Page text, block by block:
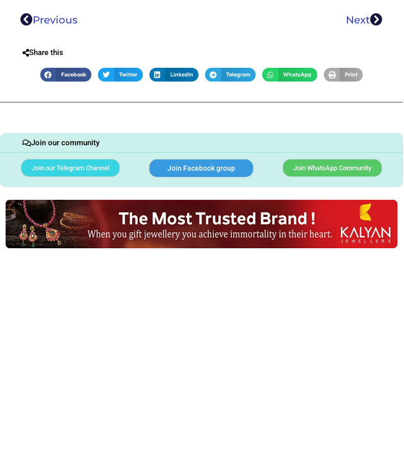
Previous Next
Share this
Facebook Twitter LinkedIn Telegram WhatsApp Print
Join our community
Join our Telegram Channel Join Facebook group Join WhatsApp Community